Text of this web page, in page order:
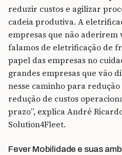
reduzir custos e agilizar
cadeia produtiva. A
empresas que não
falamos de eletrificação de
papel das empresas no
grandes empresas que vão
nesse caminho para
redução de custos
prazo”, explica André
Solution4Fleet.
Fever Mobilidade e suas